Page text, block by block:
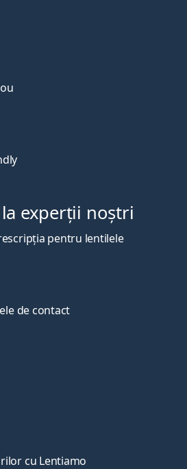
experții noștri
pentru lentilele
de contact
cu Lentiamo